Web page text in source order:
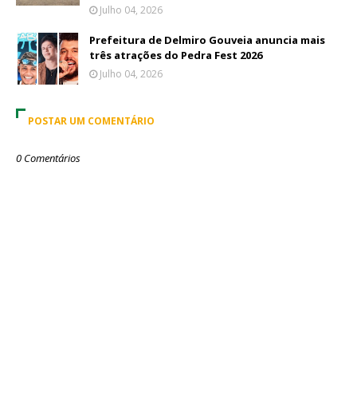
Julho 04, 2026
Prefeitura de Delmiro Gouveia anuncia mais
três atrações do Pedra Fest 2026
Julho 04, 2026
POSTAR UM COMENTÁRIO
0 Comentários